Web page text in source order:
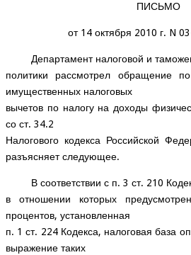
ПИСЬМО
от 14 октября 2010 г. N
Департамент налоговой и
политики рассмотрел обращение
имущественных налоговых
вычетов по налогу на доходы
со ст. 34.2
Налогового кодекса Российской
разъясняет следующее.
В соответствии с п. 3 ст. 210
в отношении которых
процентов, установленная
п. 1 ст. 224 Кодекса, налоговая база
выражение таких